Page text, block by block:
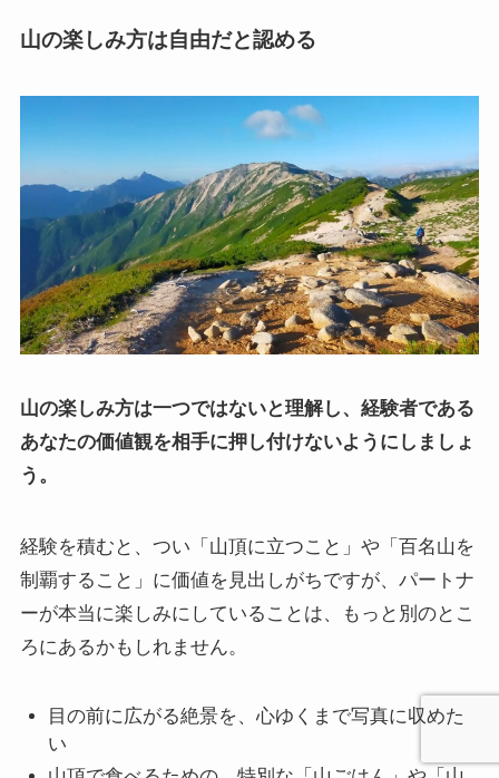
山の楽しみ方は自由だと認める
山の楽しみ方は一つではないと理解し、経験者である
あなたの価値観を相手に押し付けないようにしましょ
う。
経験を積むと、つい「山頂に立つこと」や「百名山を
制覇すること」に価値を見出しがちですが、パートナ
ーが本当に楽しみにしていることは、もっと別のとこ
ろにあるかもしれません。
目の前に広がる絶景を、心ゆくまで写真に収めた
い